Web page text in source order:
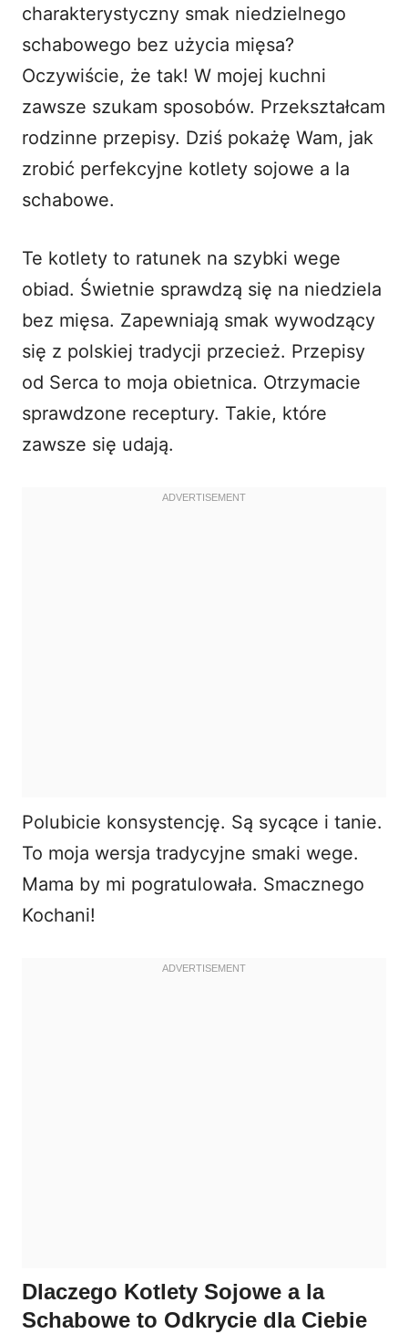
i
d
e
charakterystyczny smak niedzielnego
schabowego bez użycia mięsa?
Oczywiście, że tak! W mojej kuchni
zawsze szukam sposobów. Przekształcam
rodzinne przepisy. Dziś pokażę Wam, jak
zrobić perfekcyjne kotlety sojowe a la
schabowe.
Te kotlety to ratunek na szybki wege
obiad. Świetnie sprawdzą się na niedziela
bez mięsa. Zapewniają smak wywodzący
się z polskiej tradycji przecież. Przepisy
od Serca to moja obietnica. Otrzymacie
sprawdzone receptury. Takie, które
zawsze się udają.
Polubicie konsystencję. Są sycące i tanie.
To moja wersja tradycyjne smaki wege.
Mama by mi pogratulowała. Smacznego
Kochani!
Dlaczego Kotlety Sojowe a la
Schabowe to Odkrycie dla Ciebie